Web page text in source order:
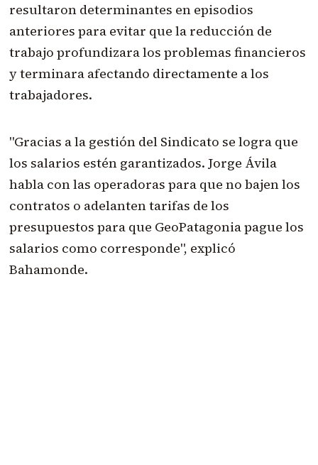
resultaron determinantes en episodios
anteriores para evitar que la reducción de
trabajo profundizara los problemas financieros
y terminara afectando directamente a los
trabajadores.
"Gracias a la gestión del Sindicato se logra que
los salarios estén garantizados. Jorge Ávila
habla con las operadoras para que no bajen los
contratos o adelanten tarifas de los
presupuestos para que GeoPatagonia pague los
salarios como corresponde", explicó
Bahamonde.